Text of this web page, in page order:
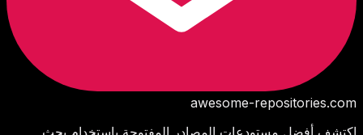
awesome-repositories.com